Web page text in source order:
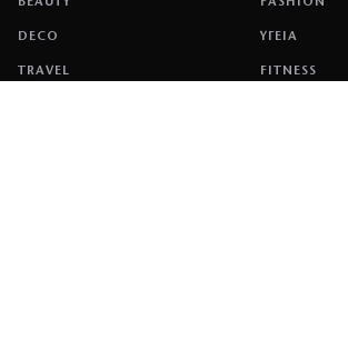
DECO ΥΓΕΙΑ
TRAVEL FITNESS